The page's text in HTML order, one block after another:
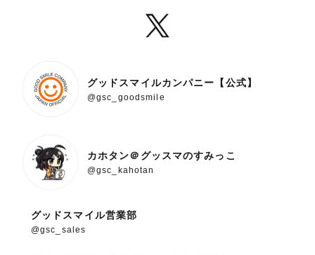
グッドスマイルカンパニー【公式】
@gsc_goodsmile
カホタン＠グッスマのすみっこ
@gsc_kahotan
グッドスマイル営業部
@gsc_sales